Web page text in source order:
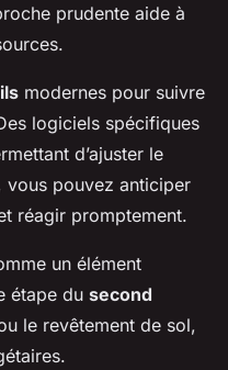
prudente aide à
modernes pour suivre
logiciels spécifiques
d’ajuster le
vous pouvez anticiper
réagir promptement.
un élément
étape du second
le revêtement de sol,